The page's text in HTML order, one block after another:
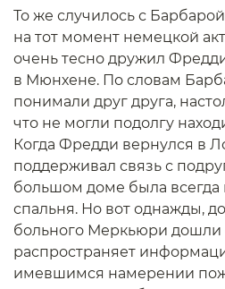
То же случилось с
на тот момент немецкой
очень тесно дружил
в Мюнхене. По словам
понимали друг друга,
что не могли подолгу
Когда Фредди вернулся в
поддерживал связь с
большом доме была всегда
спальня. Но вот однажды,
больного Меркьюри дошли
распространяет
имевшимся намерении